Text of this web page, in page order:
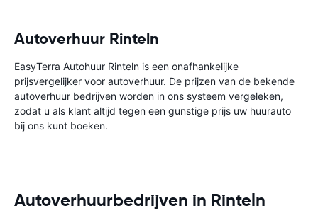
Autoverhuur Rinteln
EasyTerra Autohuur Rinteln is een onafhankelijke
prijsvergelijker voor autoverhuur. De prijzen van de bekende
autoverhuur bedrijven worden in ons systeem vergeleken,
zodat u als klant altijd tegen een gunstige prijs uw huurauto
bij ons kunt boeken.
Autoverhuurbedrijven in Rinteln